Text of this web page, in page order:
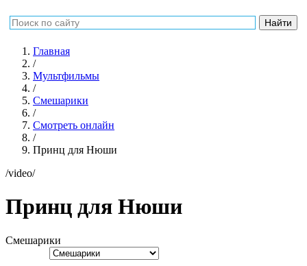
Главная
/
Мультфильмы
/
Смешарики
/
Смотреть онлайн
/
Принц для Нюши
/video/
Принц для Нюши
Смешарики